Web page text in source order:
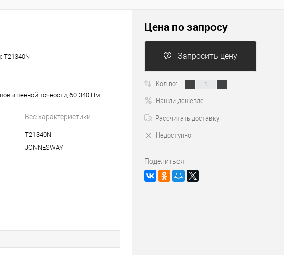
T21340N
точности, 60-340 Нм
Все характеристики
T21340N
JONNESWAY
Цена по запросу
Запросить цену
Кол-во:
Нашли дешевле
Рассчитать доставку
Недоступно
Поделиться